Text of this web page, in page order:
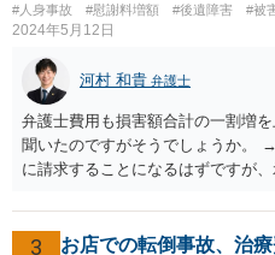
獲得ができ、加えて、納得のいく損害
ょう。
#人身事故 #慰謝料増額 #後遺障害 #被
2024年5月12日
河村 和貴 弁護士
弁護士費用も損害額合計の一割増
聞いたのですがそうでしょうか。
に請求することになるはずですが
ならほとんど充足できるか多くが
いいかなと思うのですが。 →LAC
3
お店での転倒事故、治